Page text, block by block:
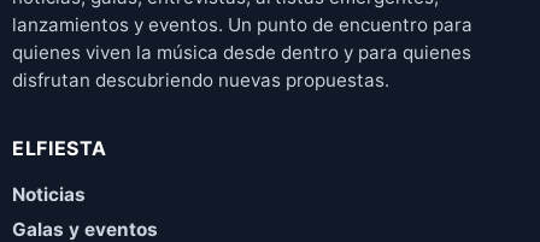
lanzamientos y eventos. Un punto de encuentro para
quienes viven la música desde dentro y para quienes
disfrutan descubriendo nuevas propuestas.
ELFIESTA
Noticias
Galas y eventos